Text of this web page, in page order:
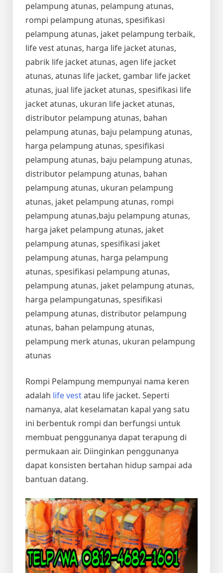
pelampung atunas, pelampung atunas,
rompi pelampung atunas, spesifikasi
pelampung atunas, jaket pelampung terbaik,
life vest atunas, harga life jacket atunas,
pabrik life jacket atunas, agen life jacket
atunas, atunas life jacket, gambar life jacket
atunas, jual life jacket atunas, spesifikasi life
jacket atunas, ukuran life jacket atunas,
distributor pelampung atunas, bahan
pelampung atunas, baju pelampung atunas,
harga pelampung atunas, spesifikasi
pelampung atunas, baju pelampung atunas,
distributor pelampung atunas, bahan
pelampung atunas, ukuran pelampung
atunas, jaket pelampung atunas, rompi
pelampung atunas,baju pelampung atunas,
harga jaket pelampung atunas, jaket
pelampung atunas, spesifikasi jaket
pelampung atunas, harga pelampung
atunas, spesifikasi pelampung atunas,
pelampung atunas, jaket pelampung atunas,
harga pelampungatunas, spesifikasi
pelampung atunas, distributor pelampung
atunas, bahan pelampung atunas,
pelampung merk atunas, ukuran pelampung
atunas
Rompi Pelampung mempunyai nama keren
adalah life vestatau life jacket. Seperti
namanya, alat keselamatan kapal yang satu
ini berbentuk rompi dan berfungsi untuk
membuat penggunanya dapat terapung di
permukaan air. Diinginkan penggunanya
dapat konsisten bertahan hidup sampai ada
bantuan datang.